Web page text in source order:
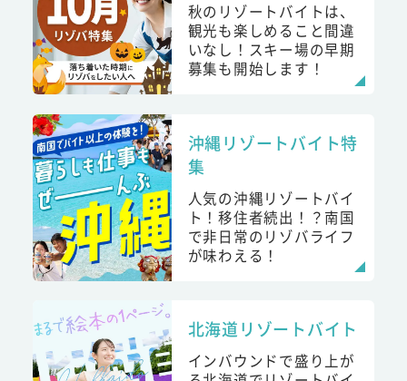
秋のリゾートバイトは、
観光も楽しめること間違
いなし！スキー場の早期
募集も開始します！
沖縄リゾートバイト特
集
人気の沖縄リゾートバイ
ト！移住者続出！？南国
で非日常のリゾバライフ
が味わえる！
北海道リゾートバイト
インバウンドで盛り上が